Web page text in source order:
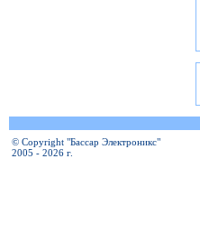
© Copyright "Бассар Электроникс"
2005 - 2026 г.